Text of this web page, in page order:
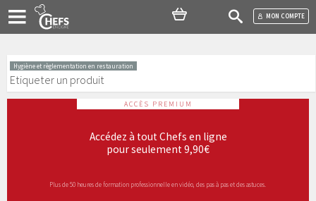
MON COMPTE
Hygiène et règlementation en restauration
Etiqueter un produit
ACCÈS PREMIUM
Accédez à tout Chefs en ligne
pour seulement 9,90€
Plus de 50 heures de formation professionnelle en vidéo, des pas à pas et des astuces.